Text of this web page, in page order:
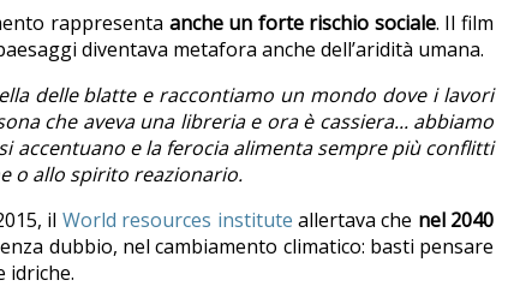
rappresenta anche un forte rischio sociale. Il film
diventava metafora anche dell’aridità umana.
delle blatte e raccontiamo un mondo dove i lavori
che aveva una libreria e ora è cassiera... abbiamo
accentuano e la ferocia alimenta sempre più conflitti
o allo spirito reazionario.
il World resources institute allertava che nel 2040
dubbio, nel cambiamento climatico: basti pensare
idriche.